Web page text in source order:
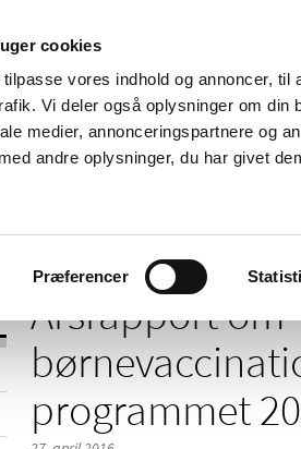
cookies
vores indhold og annoncer,
Vi deler også oplysninger om din
medier, annonceringspartnere og
andre oplysninger, du har givet
Præferencer
og
Tilskud og
Årsrapport om
programmet